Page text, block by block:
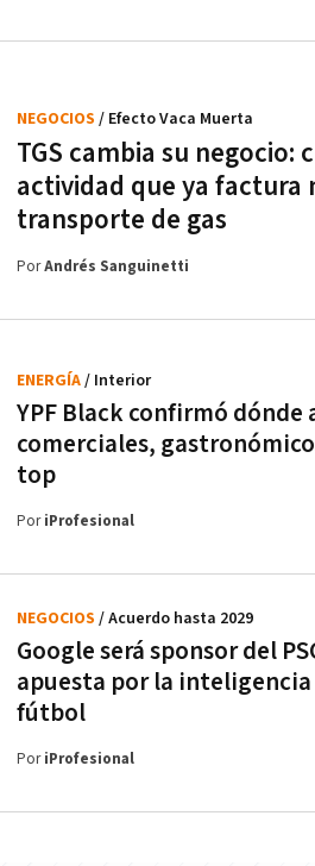
TGS cambia su negocio:
actividad que ya factura
transporte de gas
NEGOCIOS / Efecto Vaca Muerta
PorAndrés Sanguinetti
YPF Black confirmó dónde
comerciales,
top
ENERGÍA/ Interior
PoriProfesional
Google será sponsor del
apuesta por la
fútbol
NEGOCIOS / Acuerdo hasta 2029
PoriProfesional